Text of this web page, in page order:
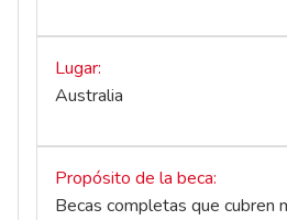
Lugar
Australia
Propósito de la beca
Becas completas que cubren